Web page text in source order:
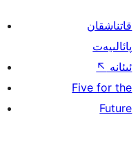
قاتناشقان
پائالىيەت
ئىئانە ↖
Five for the
Future